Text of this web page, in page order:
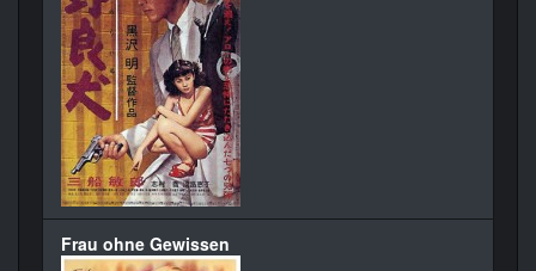
Frau ohne Gewissen